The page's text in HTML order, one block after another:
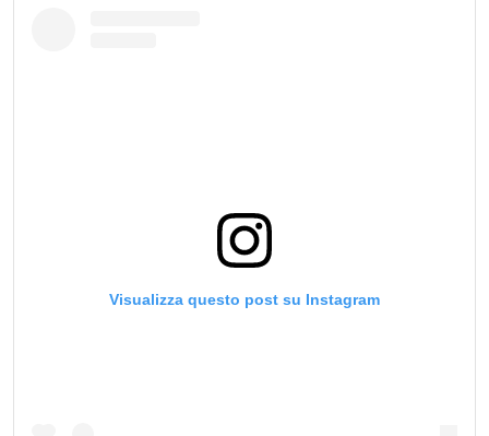
Visualizza questo post su Instagram